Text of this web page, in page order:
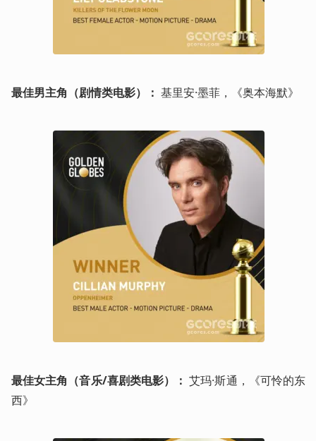
最佳男主角（剧情类电影）： 基里安·墨菲，《奥本海默》
最佳女主角（音乐/喜剧类电影）： 艾玛·斯通，《可怜的东
西》